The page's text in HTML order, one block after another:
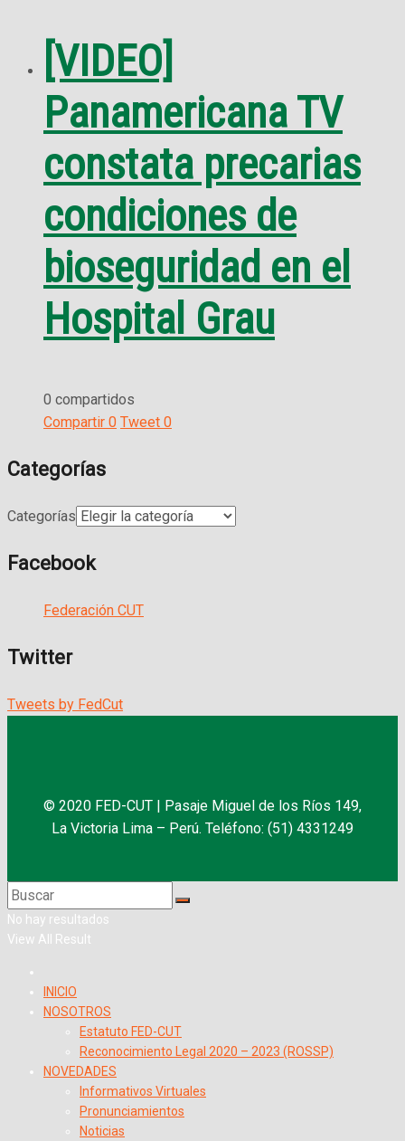
[VIDEO]
Panamericana TV
constata precarias
condiciones de
bioseguridad en el
Hospital Grau
0 compartidos
Compartir 0 Tweet 0
Categorías
Categorías
Facebook
Federación CUT
Twitter
Tweets by FedCut
© 2020 FED-CUT | Pasaje Miguel de los Ríos 149,
La Victoria Lima – Perú. Teléfono: (51) 4331249
No hay resultados
View All Result
INICIO
NOSOTROS
Estatuto FED-CUT
Reconocimiento Legal 2020 – 2023 (ROSSP)
NOVEDADES
Informativos Virtuales
Pronunciamientos
Noticias